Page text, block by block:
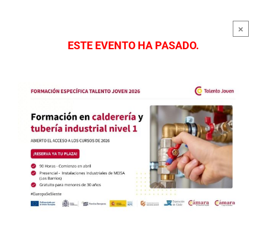
ESTE EVENTO HA PASADO.
×